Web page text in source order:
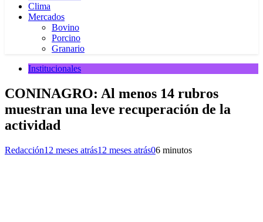
Clima
Mercados
Bovino
Porcino
Granario
Institucionales
CONINAGRO: Al menos 14 rubros
muestran una leve recuperación de la
actividad
Redacción12 meses atrás12 meses atrás06 minutos